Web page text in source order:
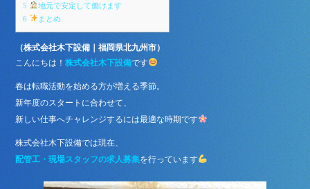
5
地元で安定して働けます
6
まとめ
（株式会社木下設備｜福岡県北九州市）
こんにちは！株式会社木下設備です
春は転職活動を始める方が増える季節。
新年度のスタートに合わせて、
新しい仕事へチャレンジするには最適な時期です
株式会社木下設備では現在、
配管工・現場スタッフの求人募集を行っています